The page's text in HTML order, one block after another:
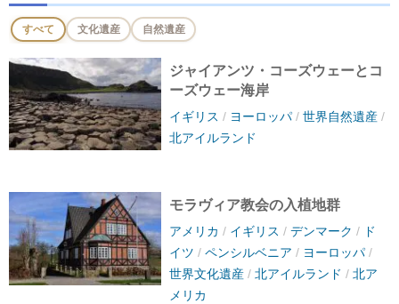
すべて 文化遺産 自然遺産
ジャイアンツ・コーズウェーとコ
ーズウェー海岸
イギリス / ヨーロッパ/ 世界自然遺産/
北アイルランド
モラヴィア教会の入植地群
アメリカ / イギリス / デンマーク / ド
イツ / ペンシルベニア / ヨーロッパ/
世界文化遺産/ 北アイルランド / 北ア
メリカ